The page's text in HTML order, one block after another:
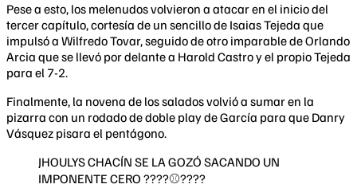
Pese a esto, los melenudos volvieron a atacar en el inicio del
tercer capítulo, cortesía de un sencillo de Isaias Tejeda que
impulsó a Wilfredo Tovar, seguido de otro imparable de Orlando
Arcia que se llevó por delante a Harold Castro y el propio Tejeda
para el 7-2.
Finalmente, la novena de los salados volvió a sumar en la
pizarra con un rodado de doble play de García para que Danry
Vásquez pisara el pentágono.
JHOULYS CHACÍN SE LA GOZÓ SACANDO UN
IMPONENTE CERO ????⚾????